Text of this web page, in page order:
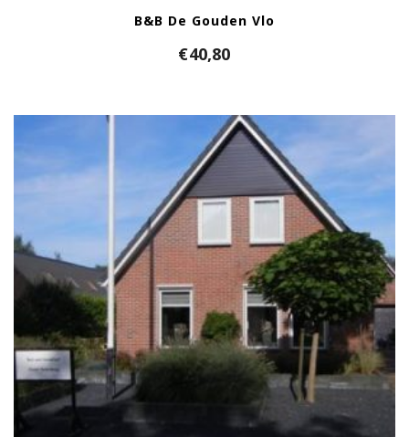
B&B De Gouden Vlo
€40,80